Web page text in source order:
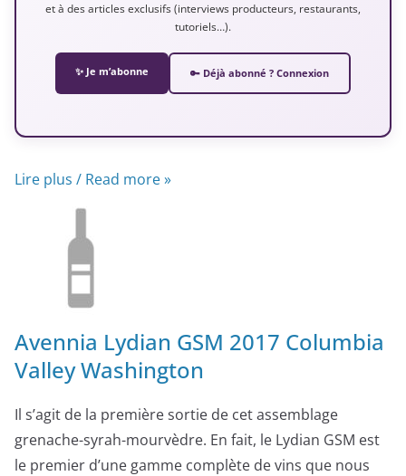
et à des articles exclusifs (interviews producteurs, restaurants,
tutoriels…).
✨ Je m’abonne 🔑 Déjà abonné ? Connexion
Lire plus / Read more »
Avennia Lydian GSM 2017 Columbia
Valley Washington
Il s’agit de la première sortie de cet assemblage
grenache-syrah-mourvèdre. En fait, le Lydian GSM est
le premier d’une gamme complète de vins que nous